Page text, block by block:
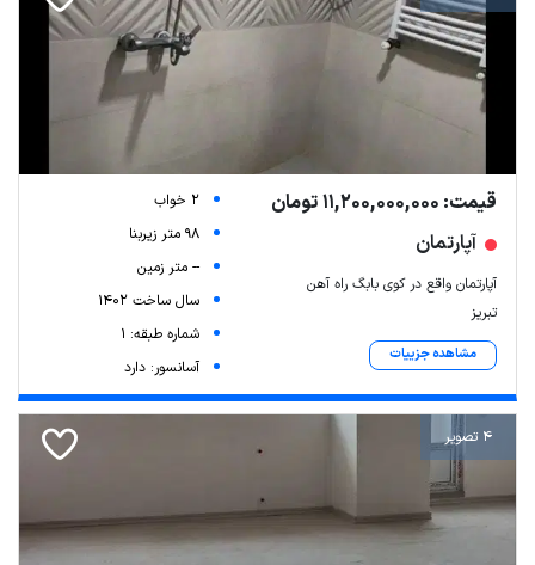
قیمت: 11,200,000,000 تومان
آپارتمان
آپارتمان واقع در کوی بابگ راه آهن
تبریز
مشاهده جزییات
2 خواب
98 متر زیربنا
-- متر زمین
سال ساخت 1402
شماره طبقه: 1
آسانسور: دارد
4 تصویر